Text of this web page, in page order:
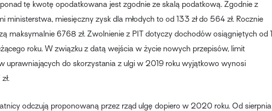
tę kwotę opodatkowana jest zgodnie ze skalą podatkową. Zgodnie z
ministerstwa, miesięczny zysk dla młodych to od 133 zł do 564 zł. Rocznie
maksymalnie 6768 zł. Zwolnienie z PIT dotyczy dochodów osiągniętych od 1
roku. W związku z datą wejścia w życie nowych przepisów, limit
uprawniających do skorzystania z ulgi w 2019 roku wyjątkowo wynosi
odczują proponowaną przez rząd ulgę dopiero w 2020 roku. Od sierpnia